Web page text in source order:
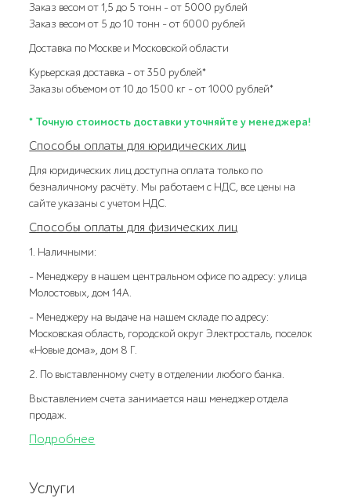
Заказ весом от 1,5 до 5 тонн – от 5000 рублей
Заказ весом от 5 до 10 тонн – от 6000 рублей
Доставка по Москве и Московской области
Курьерская доставка – от 350 рублей*
Заказы объемом от 10 до 1500 кг – от 1000 рублей*
* Точную стоимость доставки уточняйте у менеджера!
Способы оплаты для юридических лиц
Для юридических лиц доступна оплата только по
безналичному расчёту. Мы работаем с НДС, все цены на
сайте указаны с учетом НДС.
Способы оплаты для физических лиц
1. Наличными:
- Менеджеру в нашем центральном офисе по адресу: улица
Молостовых, дом 14А.
- Менеджеру на выдаче на нашем складе по адресу:
Московская область, городской округ Электросталь, поселок
«Новые дома», дом 8 Г.
2. По выставленному счету в отделении любого банка.
Выставлением счета занимается наш менеджер отдела
продаж.
Подробнее
Услуги